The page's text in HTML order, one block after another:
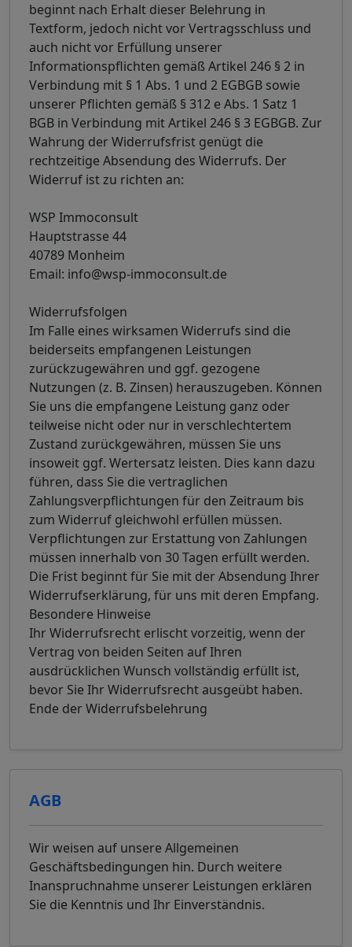
beginnt nach Erhalt dieser Belehrung in
Textform, jedoch nicht vor Vertragsschluss und
auch nicht vor Erfüllung unserer
Informationspflichten gemäß Artikel 246 § 2 in
Verbindung mit § 1 Abs. 1 und 2 EGBGB sowie
unserer Pflichten gemäß § 312 e Abs. 1 Satz 1
BGB in Verbindung mit Artikel 246 § 3 EGBGB. Zur
Wahrung der Widerrufsfrist genügt die
rechtzeitige Absendung des Widerrufs. Der
Widerruf ist zu richten an:
WSP Immoconsult
Hauptstrasse 44
40789 Monheim
Email: info@wsp-immoconsult.de
Widerrufsfolgen
Im Falle eines wirksamen Widerrufs sind die
beiderseits empfangenen Leistungen
zurückzugewähren und ggf. gezogene
Nutzungen (z. B. Zinsen) herauszugeben. Können
Sie uns die empfangene Leistung ganz oder
teilweise nicht oder nur in verschlechtertem
Zustand zurückgewähren, müssen Sie uns
insoweit ggf. Wertersatz leisten. Dies kann dazu
führen, dass Sie die vertraglichen
Zahlungsverpflichtungen für den Zeitraum bis
zum Widerruf gleichwohl erfüllen müssen.
Verpflichtungen zur Erstattung von Zahlungen
müssen innerhalb von 30 Tagen erfüllt werden.
Die Frist beginnt für Sie mit der Absendung Ihrer
Widerrufserklärung, für uns mit deren Empfang.
Besondere Hinweise
Ihr Widerrufsrecht erlischt vorzeitig, wenn der
Vertrag von beiden Seiten auf Ihren
ausdrücklichen Wunsch vollständig erfüllt ist,
bevor Sie Ihr Widerrufsrecht ausgeübt haben.
Ende der Widerrufsbelehrung
AGB
Wir weisen auf unsere Allgemeinen
Geschäftsbedingungen hin. Durch weitere
Inanspruchnahme unserer Leistungen erklären
Sie die Kenntnis und Ihr Einverständnis.